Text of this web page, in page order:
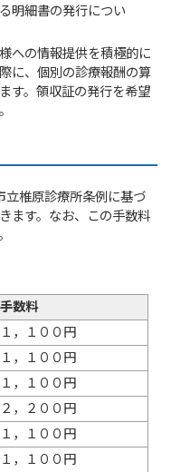
明細書の発行につい
への情報提供を積極的に
に、個別の診療報酬の算
す。領収証の発行を希望
立椎原診療所条例に基づ
ます。なお、この手数料
手数料
１，１００円
１，１００円
１，１００円
２，２００円
１，１００円
１，１００円